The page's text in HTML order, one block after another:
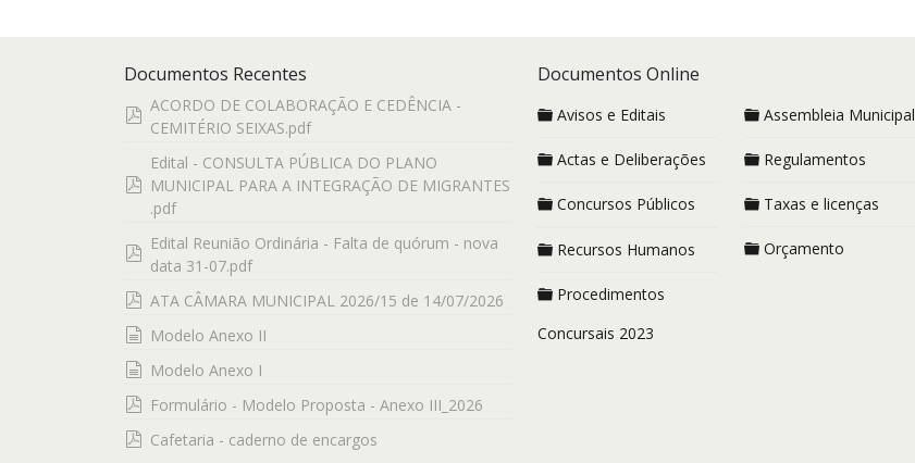
Documentos Recentes
pdf
ACORDO DE COLABORAÇÃO E CEDÊNCIA -
CEMITÉRIO SEIXAS.pdf
pdf
Edital - CONSULTA PÚBLICA DO PLANO
MUNICIPAL PARA A INTEGRAÇÃO DE MIGRANTES
.pdf
pdf
Edital Reunião Ordinária - Falta de quórum - nova
data 31-07.pdf
pdf
ATA CÂMARA MUNICIPAL 2026/15 de 14/07/2026
documento
Modelo Anexo II
documento
Modelo Anexo I
pdf
Formulário - Modelo Proposta - Anexo III_2026
pdf
Cafetaria - caderno de encargos
Documentos Online
Avisos e Editais
Actas e Deliberações
Concursos Públicos
Recursos Humanos
Procedimentos
Concursais 2023
Assembleia Municipal
Regulamentos
Taxas e licenças
Orçamento